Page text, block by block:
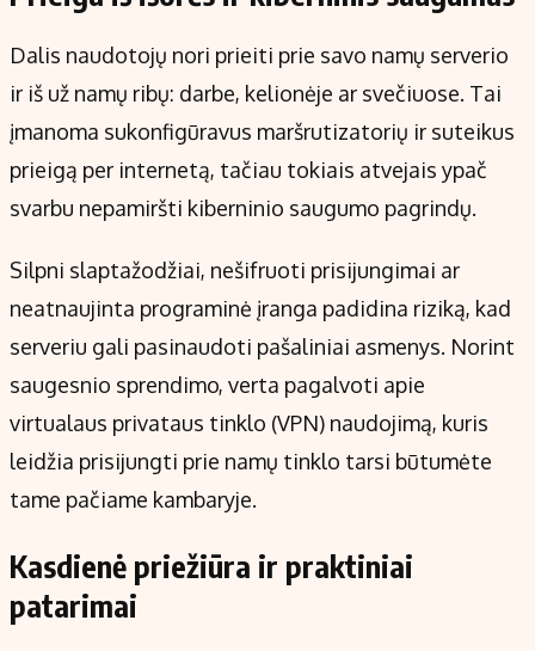
Dalis naudotojų nori prieiti prie savo namų serverio
ir iš už namų ribų: darbe, kelionėje ar svečiuose. Tai
įmanoma sukonfigūravus maršrutizatorių ir suteikus
prieigą per internetą, tačiau tokiais atvejais ypač
svarbu nepamiršti kiberninio saugumo pagrindų.
Silpni slaptažodžiai, nešifruoti prisijungimai ar
neatnaujinta programinė įranga padidina riziką, kad
serveriu gali pasinaudoti pašaliniai asmenys. Norint
saugesnio sprendimo, verta pagalvoti apie
virtualaus privataus tinklo (VPN) naudojimą, kuris
leidžia prisijungti prie namų tinklo tarsi būtumėte
tame pačiame kambaryje.
Kasdienė priežiūra ir praktiniai
patarimai